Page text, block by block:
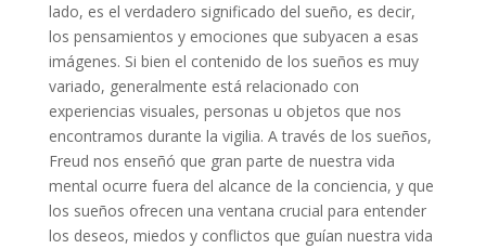
lado, es el verdadero significado del sueño, es decir,
los pensamientos y emociones que subyacen a esas
imágenes. Si bien el contenido de los sueños es muy
variado, generalmente está relacionado con
experiencias visuales, personas u objetos que nos
encontramos durante la vigilia. A través de los sueños,
Freud nos enseñó que gran parte de nuestra vida
mental ocurre fuera del alcance de la conciencia, y que
los sueños ofrecen una ventana crucial para entender
los deseos, miedos y conflictos que guían nuestra vida